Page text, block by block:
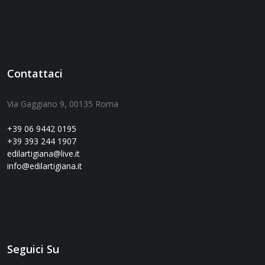
Contattaci
Via Gaggiano 9, 00135 Roma
+39 06 9442 0195
+39 393 244 1907
edilartigiana@live.it
info@edilartigiana.it
Seguici Su